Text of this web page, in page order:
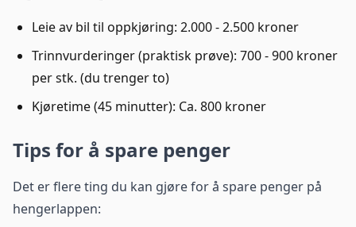
Leie av bil til oppkjøring: 2.000 - 2.500 kroner
Trinnvurderinger (praktisk prøve): 700 - 900 kroner
per stk. (du trenger to)
Kjøretime (45 minutter): Ca. 800 kroner
Tips for å spare penger
Det er flere ting du kan gjøre for å spare penger på
hengerlappen: